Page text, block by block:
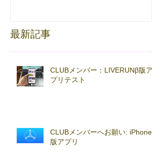
最新記事
CLUBメンバー：LIVERUNβ版ア
プリテスト
CLUBメンバーへお願い: iPhoneβ
版アプリ